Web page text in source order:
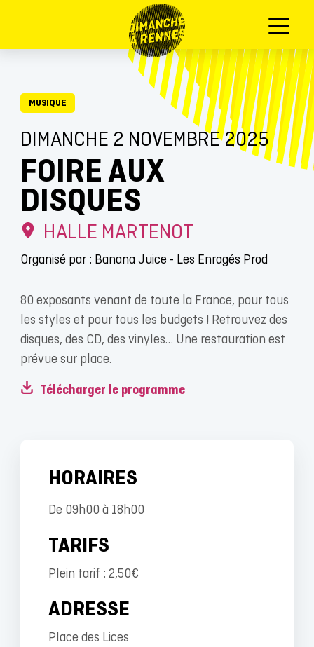
Menu
MUSIQUE
DIMANCHE 2 NOVEMBRE 2025
FOIRE AUX
DISQUES
HALLE MARTENOT
Organisé par : Banana Juice - Les Enragés Prod
80 exposants venant de toute la France, pour tous
les styles et pour tous les budgets ! Retrouvez des
disques, des CD, des vinyles… Une restauration est
prévue sur place.
Télécharger le programme
HORAIRES
De 09h00 à 18h00
TARIFS
Plein tarif : 2,50€
ADRESSE
Place des Lices